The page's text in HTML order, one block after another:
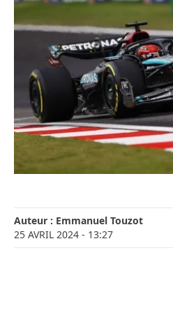
Auteur : Emmanuel Touzot
25 AVRIL 2024 - 13:27